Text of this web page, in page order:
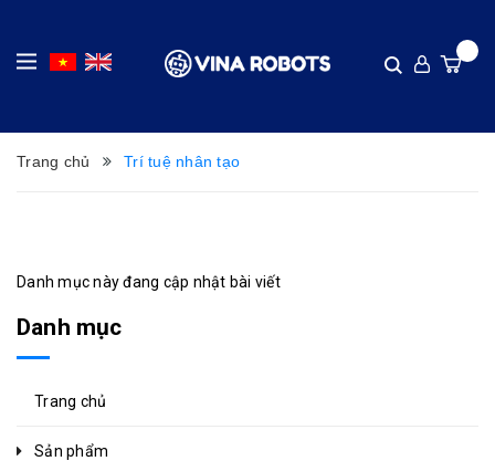
Trang chủ Trí tuệ nhân tạo
Danh mục này đang cập nhật bài viết
Danh mục
Trang chủ
Sản phẩm